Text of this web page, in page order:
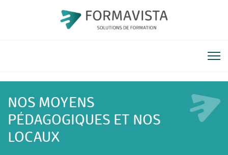
NOS MOYENS
PÉDAGOGIQUES ET NOS
LOCAUX